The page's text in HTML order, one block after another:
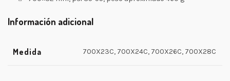
Información adicional
Medida 700X23C, 700X24C, 700X26C, 700X28C